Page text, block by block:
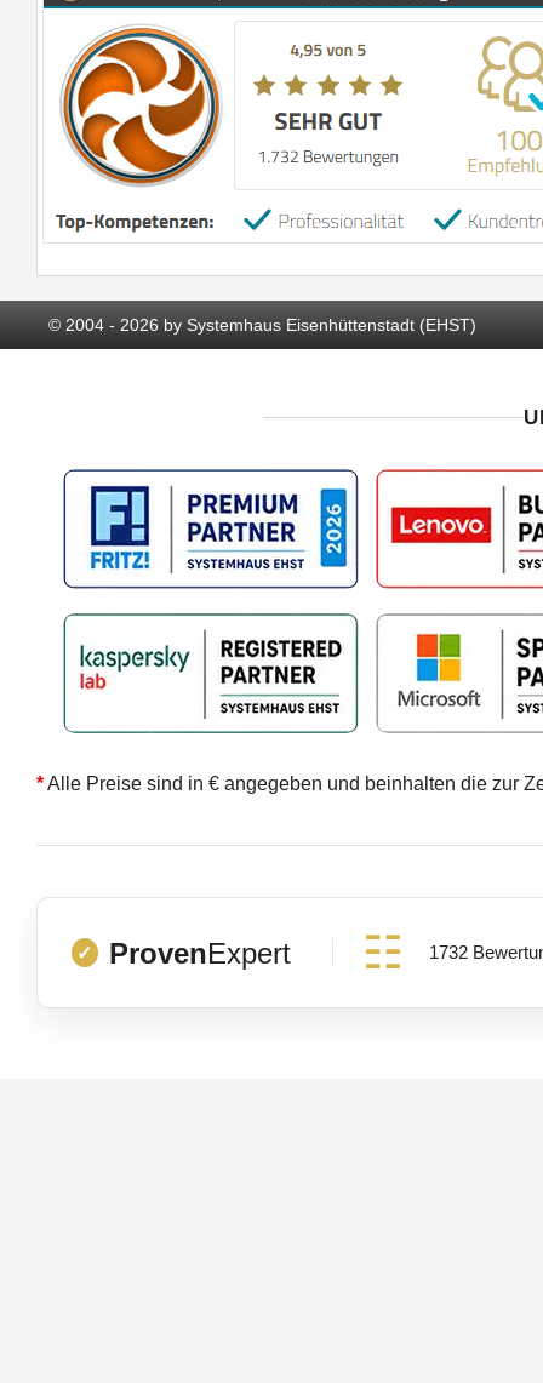
© 2004 - 2026 by Systemhaus Eisenhüttenstadt (EHST)
*Alle Preise sind in € angegeben und beinhalten die zur
✓ ProvenExpert 1732